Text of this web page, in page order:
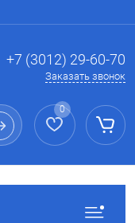
+7 (3012) 29-60-70
Заказать звонок
0